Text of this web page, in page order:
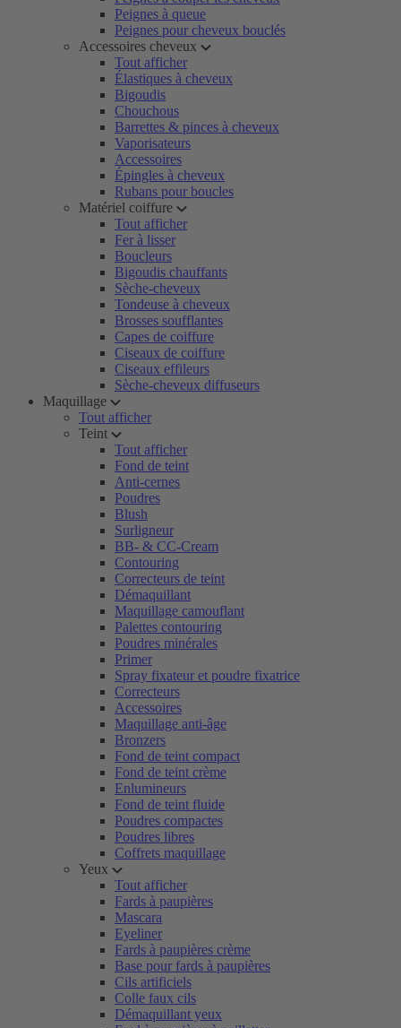
Peignes à queue
Peignes pour cheveux bouclés
Accessoires cheveux
Tout afficher
Élastiques à cheveux
Bigoudis
Chouchous
Barrettes & pinces à cheveux
Vaporisateurs
Accessoires
Épingles à cheveux
Rubans pour boucles
Matériel coiffure
Tout afficher
Fer à lisser
Boucleurs
Bigoudis chauffants
Sèche-cheveux
Tondeuse à cheveux
Brosses soufflantes
Capes de coiffure
Ciseaux de coiffure
Ciseaux effileurs
Sèche-cheveux diffuseurs
Maquillage
Tout afficher
Teint
Tout afficher
Fond de teint
Anti-cernes
Poudres
Blush
Surligneur
BB- & CC-Cream
Contouring
Correcteurs de teint
Démaquillant
Maquillage camouflant
Palettes contouring
Poudres minérales
Primer
Spray fixateur et poudre fixatrice
Correcteurs
Accessoires
Maquillage anti-âge
Bronzers
Fond de teint compact
Fond de teint crème
Enlumineurs
Fond de teint fluide
Poudres compactes
Poudres libres
Coffrets maquillage
Yeux
Tout afficher
Fards à paupières
Mascara
Eyeliner
Fards à paupières crème
Base pour fards à paupières
Cils artificiels
Colle faux cils
Démaquillant yeux